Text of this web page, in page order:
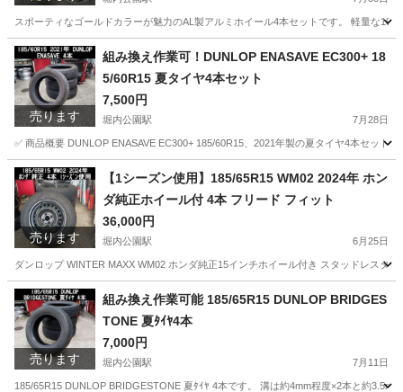
スポーティなゴールドカラーが魅力のAL製アルミホイール4本セットです。 軽量な
愛知 安城市 堀内公園駅 タイヤ、ホイール
売ります
組み換え作業可！DUNLOP ENASAVE EC300+ 18
5/60R15 夏タイヤ4本セット
7,500円
堀内公園駅 7月28日
✅ 商品概要 DUNLOP ENASAVE EC300+ 185/60R15、2021年製の夏タイヤ4本セッ
愛知 安城市 堀内公園駅 タイヤ、ホイール
売ります
【1シーズン使用】185/65R15 WM02 2024年 ホン
ダ純正ホイール付 4本 フリード フィット
36,000円
堀内公園駅 6月25日
ダンロップ WINTER MAXX WM02 ホンダ純正15インチホイール付き スタッドレスタ
愛知 安城市 堀内公園駅 タイヤ、ホイール
売ります
組み換え作業可能 185/65R15 DUNLOP BRIDGES
TONE 夏ﾀｲﾔ4本
7,000円
堀内公園駅 7月11日
185/65R15 DUNLOP BRIDGESTONE 夏ﾀｲﾔ 4本です。 溝は約4mm程度×2本と約